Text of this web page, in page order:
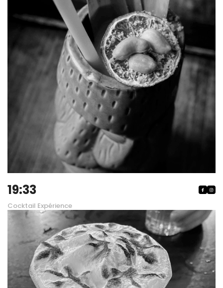
19:33
Cocktail Expérience
 